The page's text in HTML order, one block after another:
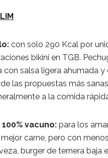
con solo 290 Kcal por
bikini en TGB.
con salsa ligera ahumada
las propuestas más
a la comida
100% vacuno: para los
carne, pero con
burger de ternera baja